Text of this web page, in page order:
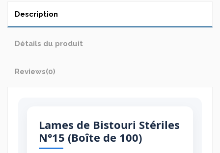
Description
Détails du produit
Reviews(0)
Lames de Bistouri Stériles
N°15 (Boîte de 100)